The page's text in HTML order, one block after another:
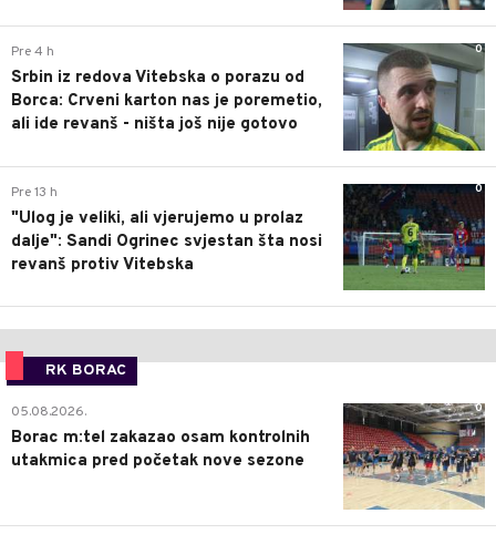
0
Pre 4 h
Srbin iz redova Vitebska o porazu od
Borca: Crveni karton nas je poremetio,
ali ide revanš - ništa još nije gotovo
0
Pre 13 h
"Ulog je veliki, ali vjerujemo u prolaz
dalje": Sandi Ogrinec svjestan šta nosi
revanš protiv Vitebska
RK BORAC
0
05.08.2026.
Borac m:tel zakazao osam kontrolnih
utakmica pred početak nove sezone